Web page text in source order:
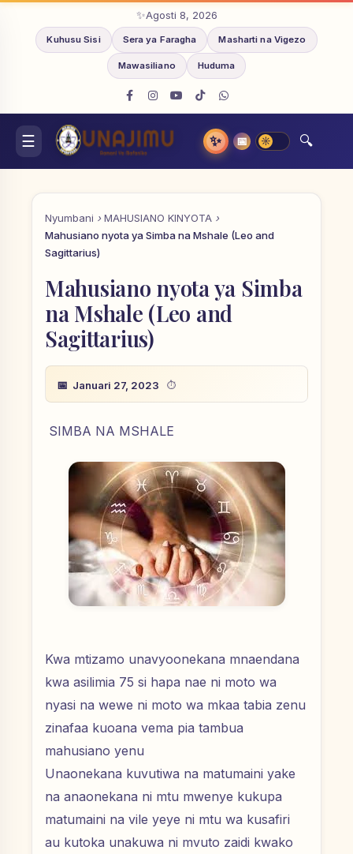
Agosti 8, 2026
Kuhusu Sisi Sera ya Faragha Masharti na Vigezo
Mawasiliano Huduma
✨ 📅
Nyumbani
MAHUSIANO KINYOTA
Mahusiano nyota ya Simba na Mshale (Leo and
Sagittarius)
Mahusiano nyota ya Simba
na Mshale (Leo and
Sagittarius)
Januari 27, 2023
SIMBA NA MSHALE
Kwa mtizamo unavyoonekana mnaendana
kwa asilimia 75 si hapa nae ni moto wa
nyasi na wewe ni moto wa mkaa tabia zenu
zinafaa kuoana vema pia tambua
mahusiano yenu
Unaonekana kuvutiwa na matumaini yake
na anaonekana ni mtu mwenye kukupa
matumaini na vile yeye ni mtu wa kusafiri
au kutoka unakuwa ni mvuto zaidi kwako